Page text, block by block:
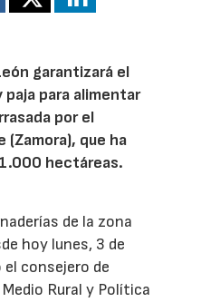
garantizará el
para alimentar
por el
(Zamora), que ha
hectáreas.
de la zona
hoy lunes, 3 de
consejero de
Rural y Política